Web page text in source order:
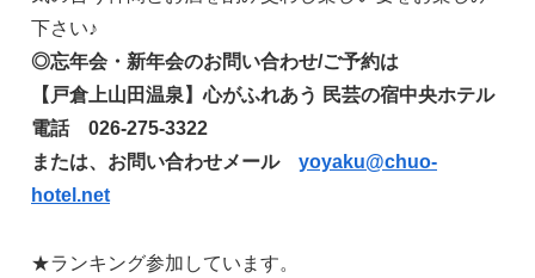
下さい♪
◎忘年会・新年会のお問い合わせ/ご予約は
【戸倉上山田温泉】心がふれあう 民芸の宿中央ホテル
電話 026-275-3322
または、お問い合わせメール yoyaku@chuo-
hotel.net
★ランキング参加しています。